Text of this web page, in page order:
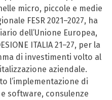
micro, piccole e medie
FESR 2021–2027, ha
dell’Unione Europea,
ITALIA 21–27, per la
di investimenti volto al
aziendale.
l’implementazione di
software, consulenze